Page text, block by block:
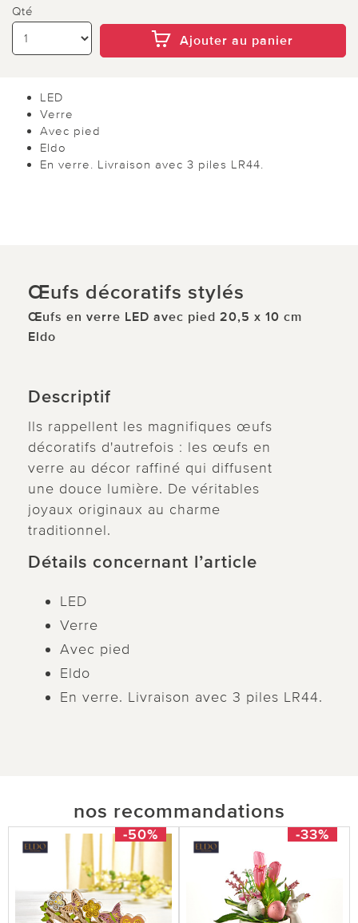
Qté
Ajouter au panier
LED
Verre
Avec pied
Eldo
En verre. Livraison avec 3 piles LR44.
Œufs décoratifs stylés
Œufs en verre LED avec pied 20,5 x 10 cm
Eldo
Descriptif
Ils rappellent les magnifiques œufs
décoratifs d'autrefois : les œufs en
verre au décor raffiné qui diffusent
une douce lumière. De véritables
joyaux originaux au charme
traditionnel.
Détails concernant l’article
LED
Verre
Avec pied
Eldo
En verre. Livraison avec 3 piles LR44.
nos recommandations
-50% -33%